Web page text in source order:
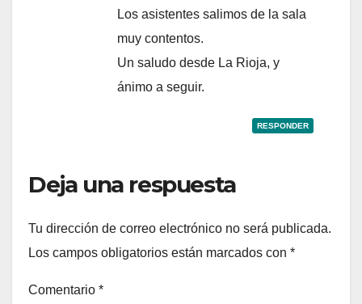
Los asistentes salimos de la sala
muy contentos.
Un saludo desde La Rioja, y
ánimo a seguir.
RESPONDER
Deja una respuesta
Tu dirección de correo electrónico no será publicada.
Los campos obligatorios están marcados con *
Comentario *